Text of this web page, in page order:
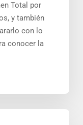
Total por
y también
con lo
conocer la